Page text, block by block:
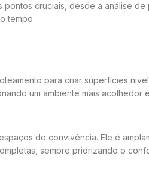
pontos cruciais, desde a análise de
tempo.
para criar superfícies
um ambiente mais acolhedor
de convivência. Ele é
sempre priorizando o